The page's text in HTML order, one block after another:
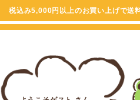
税込み5,000円以上のお買い上げで送